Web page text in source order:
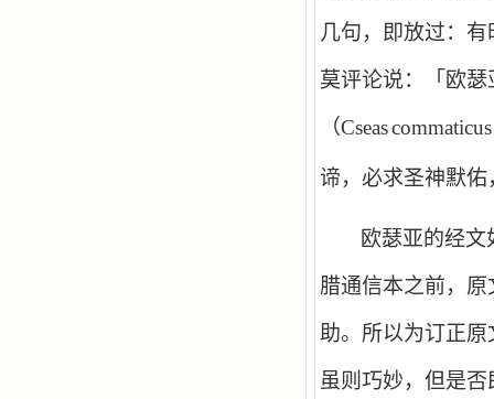
几句，即放过：
莫评论说：「欧
（Cseascommaticus
谛，必求圣神默
欧瑟亚的经
腊通信本之前，
助。所以为订正
虽则巧妙，但是